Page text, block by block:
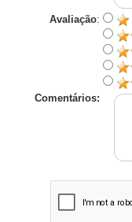
Avaliação:
Comentários: